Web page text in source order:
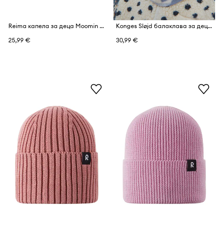
Reima капела за деца Moomin Rainy
25,99 €
Konges Sløjd балаклава за деца от полар TAVI FLEECE BALACLAVA GRS
30,99 €